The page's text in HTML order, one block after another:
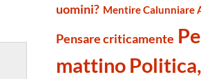
uomini? Mentire Calunniare
Pensare criticamente
mattino